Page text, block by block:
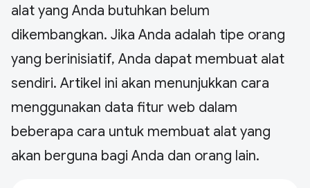
alat yang Anda butuhkan belum
dikembangkan. Jika Anda adalah tipe orang
yang berinisiatif, Anda dapat membuat alat
sendiri. Artikel ini akan menunjukkan cara
menggunakan data fitur web dalam
beberapa cara untuk membuat alat yang
akan berguna bagi Anda dan orang lain.